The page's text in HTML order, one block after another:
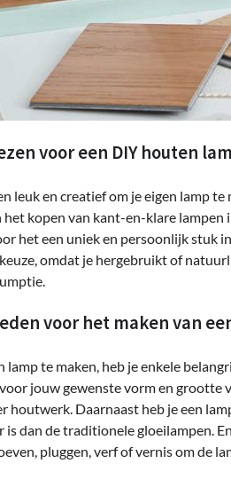
voor een DIY houten
leuk en creatief om je eigen lamp
kopen van kant-en-klare lampen
het een uniek en persoonlijk stuk
omdat je hergebruikt of
voor het maken van
lamp te maken, heb je enkele
jouw gewenste vorm en grootte
houtwerk. Daarnaast heb je een
is dan de traditionele gloeilampen.
pluggen, verf of vernis om de